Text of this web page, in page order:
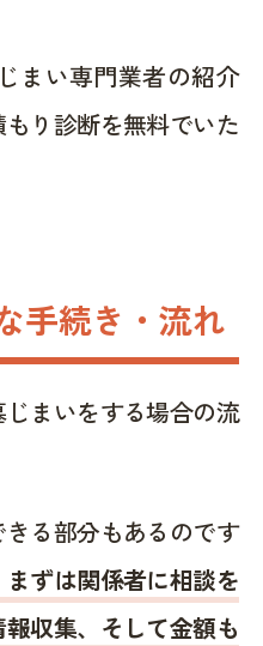
まい専門業者の紹介
り診断を無料でいた
手続き・流れ
まいをする場合の流
る部分もあるのです
ずは関係者に相談を
収集、そして金額も